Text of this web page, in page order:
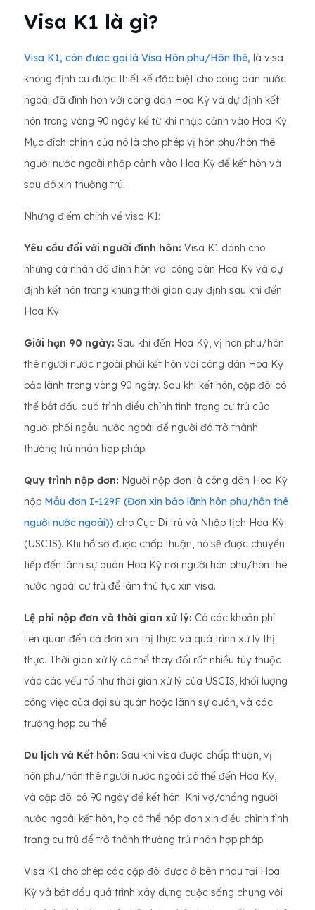
Visa K1 là gì?
Visa K1, còn được gọi là Visa Hôn phu/Hôn thê, là visa
không định cư được thiết kế đặc biệt cho công dân nước
ngoài đã đính hôn với công dân Hoa Kỳ và dự định kết
hôn trong vòng 90 ngày kể từ khi nhập cảnh vào Hoa Kỳ.
Mục đích chính của nó là cho phép vị hôn phu/hôn thê
người nước ngoài nhập cảnh vào Hoa Kỳ để kết hôn và
sau đó xin thường trú.
Những điểm chính về visa K1:
Yêu cầu đối với người đính hôn: Visa K1 dành cho
những cá nhân đã đính hôn với công dân Hoa Kỳ và dự
định kết hôn trong khung thời gian quy định sau khi đến
Hoa Kỳ.
Giới hạn 90 ngày: Sau khi đến Hoa Kỳ, vị hôn phu/hôn
thê người nước ngoài phải kết hôn với công dân Hoa Kỳ
bảo lãnh trong vòng 90 ngày. Sau khi kết hôn, cặp đôi có
thể bắt đầu quá trình điều chỉnh tình trạng cư trú của
người phối ngẫu nước ngoài để người đó trở thành
thường trú nhân hợp pháp.
Quy trình nộp đơn: Người nộp đơn là công dân Hoa Kỳ
nộp Mẫu đơn I-129F (Đơn xin bảo lãnh hôn phu/hôn thê
người nước ngoài)) cho Cục Di trú và Nhập tịch Hoa Kỳ
(USCIS). Khi hồ sơ được chấp thuận, nó sẽ được chuyển
tiếp đến lãnh sự quán Hoa Kỳ nơi người hôn phu/hôn thê
nước ngoài cư trú để làm thủ tục xin visa.
Lệ phí nộp đơn và thời gian xử lý: Có các khoản phí
liên quan đến cả đơn xin thị thực và quá trình xử lý thị
thực. Thời gian xử lý có thể thay đổi rất nhiều tùy thuộc
vào các yếu tố như thời gian xử lý của USCIS, khối lượng
công việc của đại sứ quán hoặc lãnh sự quán, và các
trường hợp cụ thể.
Du lịch và Kết hôn: Sau khi visa được chấp thuận, vị
hôn phu/hôn thê người nước ngoài có thể đến Hoa Kỳ,
và cặp đôi có 90 ngày để kết hôn. Khi vợ/chồng người
nước ngoài kết hôn, họ có thể nộp đơn xin điều chỉnh tình
trạng cư trú để trở thành thường trú nhân hợp pháp.
Visa K1 cho phép các cặp đôi được ở bên nhau tại Hoa
Kỳ và bắt đầu quá trình xây dựng cuộc sống chung với